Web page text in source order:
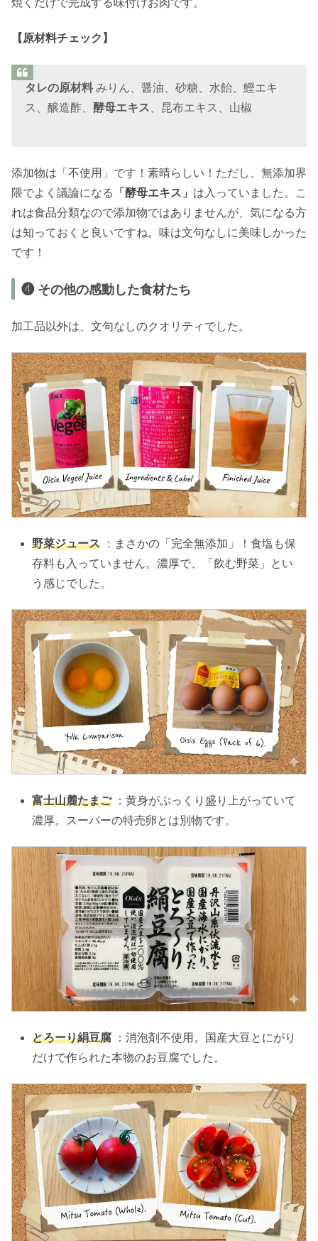
【原材料チェック】
タレの原材料 みりん、醤油、砂糖、水飴、鰹エキ
ス、醸造酢、酵母エキス 、昆布エキス、山椒
添加物は「不使用」です！素晴らしい！ただし、無添加界
隈でよく議論になる
「酵母エキス」 は入っていました。こ
れは食品分類なので添加物ではありませんが、気になる方
は知っておくと良いですね。味は文句なしに美味しかった
です！
❹ その他の感動した食材たち
加工品以外は、文句なしのクオリティでした。
野菜ジュース ：まさかの「完全無添加」！食塩も保
存料も入っていません。濃厚で、「飲む野菜」とい
う感じでした。
富士山麓たまご：黄身がぷっくり盛り上がっていて
濃厚。スーパーの特売卵とは別物です。
とろーり絹豆腐 ：消泡剤不使用。国産大豆とにがり
だけで作られた本物のお豆腐でした。